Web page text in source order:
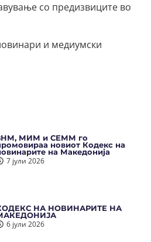
со предизвиците во
и медиумски
МИМ и СЕММ го
новиот Кодекс на
на Македонија
7 јули 2026
НА НОВИНАРИТЕ НА
6 јули 2026